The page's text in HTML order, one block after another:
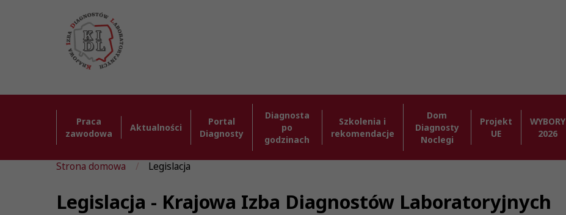
Praca
zawodowa
Aktualności
Portal
Diagnosty
Diagnosta
po
godzinach
Szkolenia i
rekomendacje
Dom
Diagnosty
Noclegi
Projekt
UE
WYBORY
2026
Strona domowa Legislacja
Legislacja - Krajowa Izba Diagnostów Laboratoryjnych